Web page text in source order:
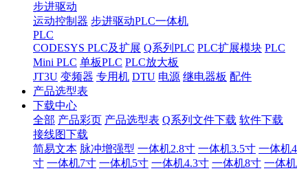
步进驱动
运动控制器 步进驱动PLC一体机
PLC
CODESYS PLC及扩展 Q系列PLC PLC扩展模块 PLC
Mini PLC 单板PLC PLC放大板
JT3U 变频器 专用机 DTU 电源 继电器板 配件
产品选型表
下载中心
全部 产品彩页 产品选型表 Q系列文件下载 软件下载
接线图下载
简易文本 脉冲增强型 一体机2.8寸 一体机3.5寸 一体机4
寸 一体机7寸 一体机5寸 一体机4.3寸 一体机8寸 一体机